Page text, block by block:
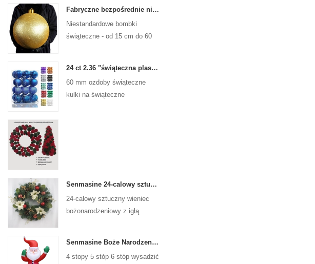
Fabryczne bezpośrednie niestandardowe kulki świąteczne duże ozdoby duże bombki 15 cm - 60 cm kulki logo Xmas
Niestandardowe bombki
świąteczne - od 15 cm do 60
24 ct 2.36 "świąteczna plastikowa kulka do wiszących ozdób ozdoby Xmas Shattproof Balls
60 mm ozdoby świąteczne
kulki na świąteczne
Senmasine 24-calowy sztuczny wieniec bożonarodzeniowy z igłą sosnową poinsecja szyszki czerwona kula złota gałąź jagód
24-calowy sztuczny wieniec
bożonarodzeniowy z igłą
Senmasine Boże Narodzenie Święty Mikołaj Nadmuchiwane Wysadzane Xmas Dmuchane Dekoracje Wakacje Zima Wewnątrz Na Zewnątrz
4 stopy 5 stóp 6 stóp wysadzić